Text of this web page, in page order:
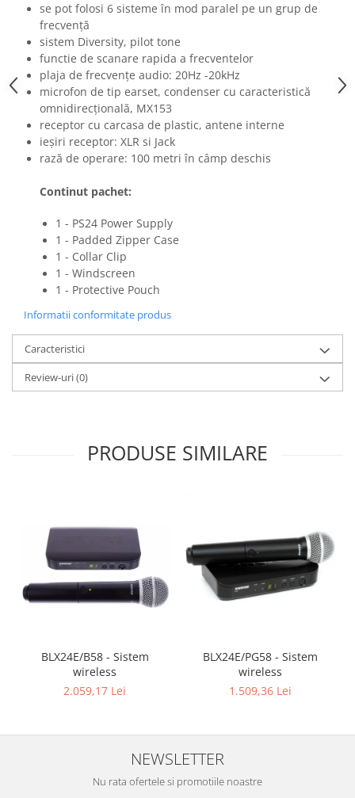
Microfoane USB - Podcast, Gaming
Seturi de microfoane
Sisteme wireless
Mixere
Accesorii mixere
Mixere analogice
Mixere digitale
Mixere pentru DJ
Monitorizare In-Ear
Stative pentru Microfoane
se pot folosi 6 sisteme în mod paralel pe un grup de
frecvență
sistem Diversity, pilot tone
functie de scanare rapida a frecventelor
plaja de frecvențe audio: 20Hz -20kHz
microfon de tip earset, condenser cu caracteristică
omnidirecțională, MX153
receptor cu carcasa de plastic, antene interne
ieșiri receptor: XLR si Jack
rază de operare: 100 metri în câmp deschis
Continut pachet:
1 - PS24 Power Supply
1 - Padded Zipper Case
1 - Collar Clip
1 - Windscreen
1 - Protective Pouch
Informatii conformitate produs
Caracteristici
Review-uri(0)
PRODUSE SIMILARE
BLX24E/B58 - Sistem
wireless
2.059,17 Lei
BLX24E/PG58 - Sistem
wireless
1.509,36 Lei
NEWSLETTER
Nu rata ofertele si promotiile noastre